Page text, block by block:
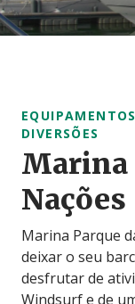
DIVERSÕES
Marina
Nações
Marina Parque
deixar o seu
desfrutar de
Windsurf e de